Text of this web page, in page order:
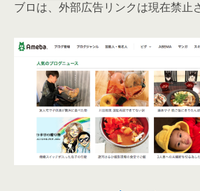
ブロは、外部広告リンクは現在禁止